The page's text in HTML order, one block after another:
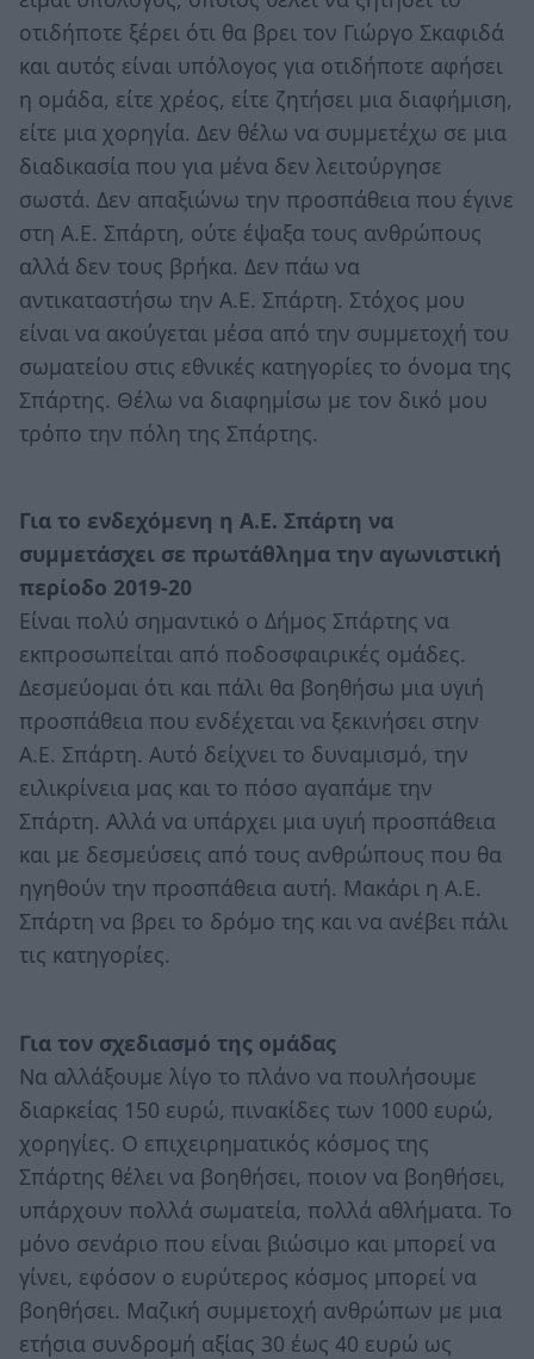
οτιδήποτε ξέρει ότι θα βρει τον Γιώργο Σκαφιδά
και αυτός είναι υπόλογος για οτιδήποτε αφήσει
η ομάδα, είτε χρέος, είτε ζητήσει μια διαφήμιση,
είτε μια χορηγία. Δεν θέλω να συμμετέχω σε μια
διαδικασία που για μένα δεν λειτούργησε
σωστά. Δεν απαξιώνω την προσπάθεια που έγινε
στη Α.Ε. Σπάρτη, ούτε έψαξα τους ανθρώπους
αλλά δεν τους βρήκα. Δεν πάω να
αντικαταστήσω την Α.Ε. Σπάρτη. Στόχος μου
είναι να ακούγεται μέσα από την συμμετοχή του
σωματείου στις εθνικές κατηγορίες το όνομα της
Σπάρτης. Θέλω να διαφημίσω με τον δικό μου
τρόπο την πόλη της Σπάρτης.
Για το ενδεχόμενη η Α.Ε. Σπάρτη να
συμμετάσχει σε πρωτάθλημα την αγωνιστική
περίοδο 2019-20
Είναι πολύ σημαντικό ο Δήμος Σπάρτης να
εκπροσωπείται από ποδοσφαιρικές ομάδες.
Δεσμεύομαι ότι και πάλι θα βοηθήσω μια υγιή
προσπάθεια που ενδέχεται να ξεκινήσει στην
Α.Ε. Σπάρτη. Αυτό δείχνει το δυναμισμό, την
ειλικρίνεια μας και το πόσο αγαπάμε την
Σπάρτη. Αλλά να υπάρχει μια υγιή προσπάθεια
και με δεσμεύσεις από τους ανθρώπους που θα
ηγηθούν την προσπάθεια αυτή. Μακάρι η Α.Ε.
Σπάρτη να βρει το δρόμο της και να ανέβει πάλι
τις κατηγορίες.
Για τον σχεδιασμό της ομάδας
Να αλλάξουμε λίγο το πλάνο να πουλήσουμε
διαρκείας 150 ευρώ, πινακίδες των 1000 ευρώ,
χορηγίες. Ο επιχειρηματικός κόσμος της
Σπάρτης θέλει να βοηθήσει, ποιον να βοηθήσει,
υπάρχουν πολλά σωματεία, πολλά αθλήματα. Το
μόνο σενάριο που είναι βιώσιμο και μπορεί να
γίνει, εφόσον ο ευρύτερος κόσμος μπορεί να
βοηθήσει. Μαζική συμμετοχή ανθρώπων με μια
ετήσια συνδρομή αξίας 30 έως 40 ευρώ ως